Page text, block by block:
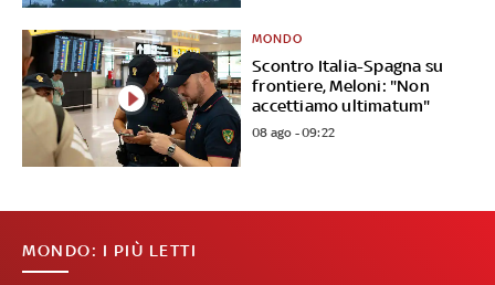
Scontro Italia-Spagna su
frontiere, Meloni: "Non
accettiamo ultimatum"
MONDO
08 ago - 09:22
MONDO: I PIÙ LETTI